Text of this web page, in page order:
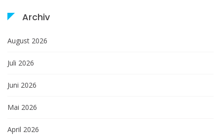
Archiv
August 2026
Juli 2026
Juni 2026
Mai 2026
April 2026